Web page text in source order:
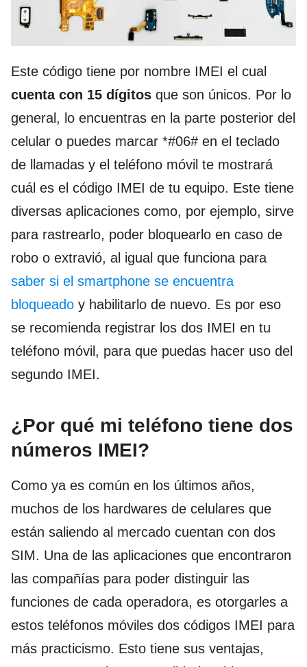
Este código tiene por nombre IMEI el cual
cuenta con 15 dígitos que son únicos. Por lo
general, lo encuentras en la parte posterior del
celular o puedes marcar *#06# en el teclado
de llamadas y el teléfono móvil te mostrará
cuál es el código IMEI de tu equipo. Este tiene
diversas aplicaciones como, por ejemplo, sirve
para rastrearlo, poder bloquearlo en caso de
robo o extravió, al igual que funciona para
saber si el smartphone se encuentra
bloqueado y habilitarlo de nuevo. Es por eso
se recomienda registrar los dos IMEI en tu
teléfono móvil, para que puedas hacer uso del
segundo IMEI.
¿Por qué mi teléfono tiene dos
números IMEI?
Como ya es común en los últimos años,
muchos de los hardwares de celulares que
están saliendo al mercado cuentan con dos
SIM. Una de las aplicaciones que encontraron
las compañías para poder distinguir las
funciones de cada operadora, es otorgarles a
estos teléfonos móviles dos códigos IMEI para
más practicismo. Esto tiene sus ventajas,